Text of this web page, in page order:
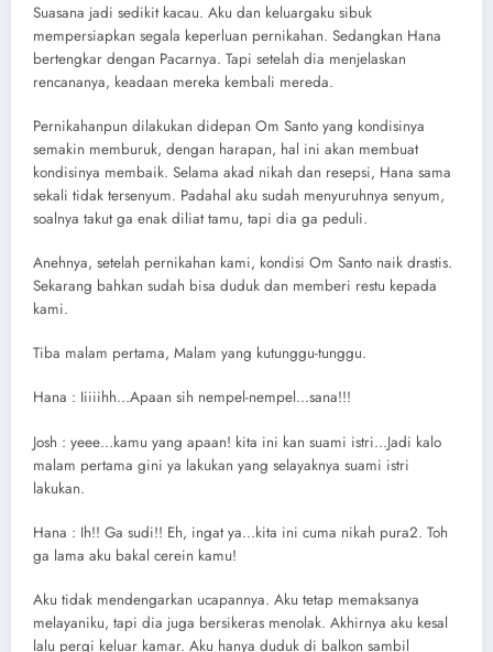
Suasana jadi sedikit kacau. Aku dan keluargaku sibuk
mempersiapkan segala keperluan pernikahan. Sedangkan Hana
bertengkar dengan Pacarnya. Tapi setelah dia menjelaskan
rencananya, keadaan mereka kembali mereda.
Pernikahanpun dilakukan didepan Om Santo yang kondisinya
semakin memburuk, dengan harapan, hal ini akan membuat
kondisinya membaik. Selama akad nikah dan resepsi, Hana sama
sekali tidak tersenyum. Padahal aku sudah menyuruhnya senyum,
soalnya takut ga enak diliat tamu, tapi dia ga peduli.
Anehnya, setelah pernikahan kami, kondisi Om Santo naik drastis.
Sekarang bahkan sudah bisa duduk dan memberi restu kepada
kami.
Tiba malam pertama, Malam yang kutunggu-tunggu.
Hana : Iiiiihh…Apaan sih nempel-nempel…sana!!!
Josh : yeee…kamu yang apaan! kita ini kan suami istri…Jadi kalo
malam pertama gini ya lakukan yang selayaknya suami istri
lakukan.
Hana : Ih!! Ga sudi!! Eh, ingat ya…kita ini cuma nikah pura2. Toh
ga lama aku bakal cerein kamu!
Aku tidak mendengarkan ucapannya. Aku tetap memaksanya
melayaniku, tapi dia juga bersikeras menolak. Akhirnya aku kesal
lalu pergi keluar kamar. Aku hanya duduk di balkon sambil